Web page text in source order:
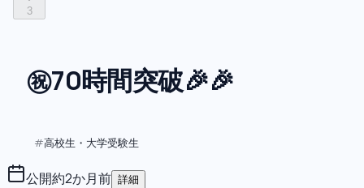
3
㊗️70時間突破🎉🎉
#高校生・大学受験生
公開約2か月前 詳細